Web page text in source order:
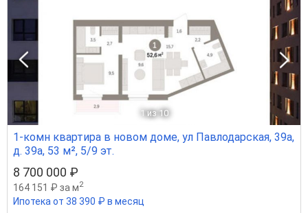
1 из 10
1-комн квартира в новом доме, ул Павлодарская, 39а,
д. 39а, 53 м², 5/9 эт.
8 700 000 ₽
164 151 ₽ за м2
Ипотека от 38 390 ₽ в месяц